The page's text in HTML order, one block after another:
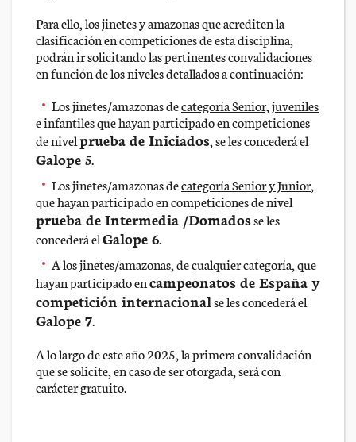
Para ello, los jinetes y amazonas que acrediten la
clasificación en competiciones de esta disciplina,
podrán ir solicitando las pertinentes convalidaciones
en función de los niveles detallados a continuación:
Los jinetes/amazonas decategoría Senior, juveniles
e infantilesque hayan participado en competiciones
de nivelprueba de Iniciados, se les concederá el
Galope 5.
Los jinetes/amazonas decategoría Senior y Junior,
que hayan participado en competiciones de nivel
prueba de Intermedia /Domadosse les
concederá elGalope 6.
A los jinetes/amazonas, decualquier categoría, que
hayan participado encampeonatos de España y
competición internacionalse les concederá el
Galope 7.
A lo largo de este año 2025, la primera convalidación
que se solicite, en caso de ser otorgada, será con
carácter gratuito.